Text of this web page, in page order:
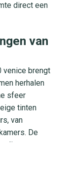
direct een
van
venice brengt
herhalen
sfeer
tinten
van
De
en
in